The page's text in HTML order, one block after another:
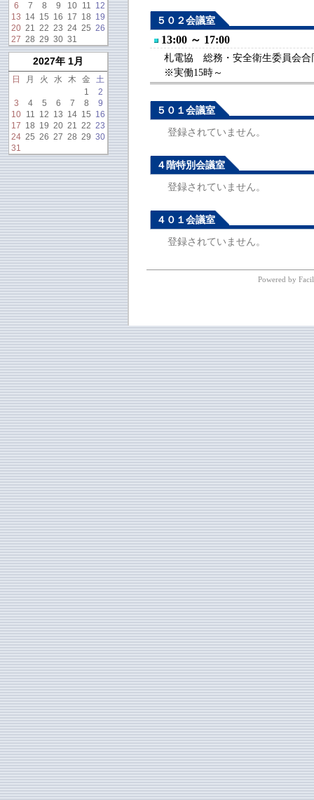
５０２会議室
13:00 ～ 17:00
札電協 総務・安全衛生委員会合
※実働15時～
５０１会議室
登録されていません。
４階特別会議室
登録されていません。
４０１会議室
登録されていません。
Powered by
6
7 8 9 10 11 12
13 14 15 16 17 18 19
20 21 22 23 24 25 26
27 28 29 30 31
2027年 1月
日 月 火 水 木 金
土
1
2
3
4 5 6 7 8
9
10 11 12 13 14 15 16
17 18 19 20 21 22 23
24 25 26 27 28 29 30
31